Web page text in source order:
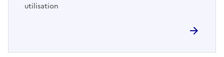
utilisation